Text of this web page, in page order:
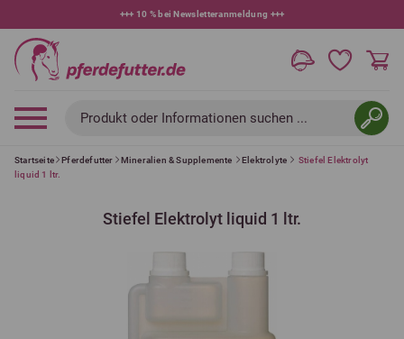
+++ 10 % bei Newsletteranmeldung +++
Produkt oder Informationen suchen ...
Startseite Pferdefutter Mineralien & Supplemente Elektrolyte
Stiefel Elektrolyt
liquid 1 ltr.
Stiefel Elektrolyt liquid 1 ltr.